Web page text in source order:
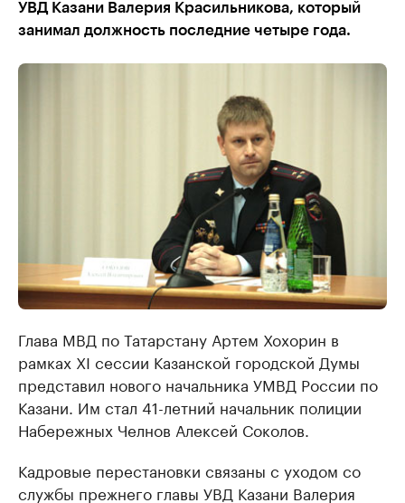
УВД Казани Валерия Красильникова, который
занимал должность последние четыре года.
Глава МВД по Татарстану Артем Хохорин в
рамках XI сессии Казанской городской Думы
представил ​нового начальника УМВД России по
Казани. Им стал 41-летний начальник полиции
Набережных Челнов Алексей Соколов.
Кадровые перестановки связаны с уходом со
службы прежнего главы УВД Казани Валерия